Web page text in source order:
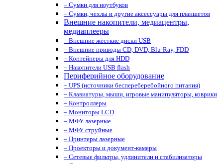
– Сумки для ноутбуков
– Сумки, чехлы и другие аксессуары для планшетов
Внешние накопители, медиацентры,
медиаплееры
– Внешние жёсткие диски USB
– Внешние приводы CD, DVD, Blu-Ray, FDD
– Контейнеры для HDD
– Накопители USB flash
Периферийное оборудование
– UPS (источники беспереберебойного питания)
– Клавиатуры, мыши, игровые манипуляторы, коврики
– Контроллеры
– Мониторы LCD
– МФУ лазерные
– МФУ струйные
– Принтеры лазерные
– Проекторы и документ-камеры
– Сетевые фильтры, удлинители и стабилизаторы